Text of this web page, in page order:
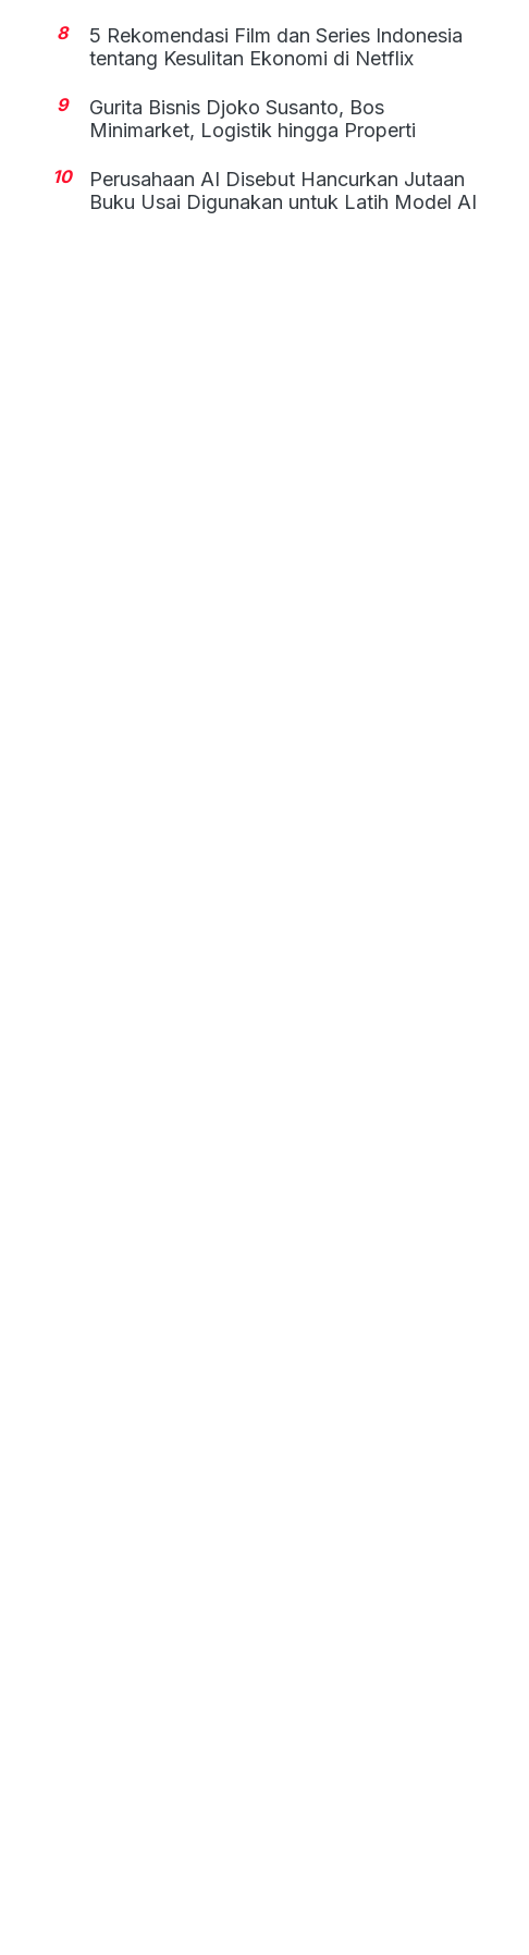
8
5 Rekomendasi Film dan Series Indonesia
tentang Kesulitan Ekonomi di Netflix
9
Gurita Bisnis Djoko Susanto, Bos
Minimarket, Logistik hingga Properti
10
Perusahaan AI Disebut Hancurkan Jutaan
Buku Usai Digunakan untuk Latih Model AI